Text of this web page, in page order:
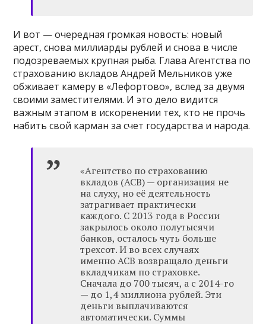
И вот — очередная громкая новость: новый
арест, снова миллиарды рублей и снова в числе
подозреваемых крупная рыба. Глава Агентства по
страхованию вкладов Андрей Мельников уже
обживает камеру в «Лефортово», вслед за двумя
своими заместителями. И это дело видится
важным этапом в искоренении тех, кто не прочь
набить свой карман за счет государства и народа.
«Агентство по страхованию
вкладов (АСВ) — организация не
на слуху, но её деятельность
затрагивает практически
каждого. С 2013 года в России
закрылось около полутысячи
банков, осталось чуть больше
трехсот. И во всех случаях
именно АСВ возвращало деньги
вкладчикам по страховке.
Сначала до 700 тысяч, а с 2014-го
— до 1,4 миллиона рублей. Эти
деньги выплачиваются
автоматически. Суммы